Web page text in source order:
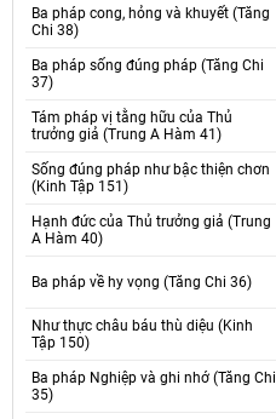
Ba pháp cong, hỏng và khuyết (Tăng
Chi 38)
Ba pháp sống đúng pháp (Tăng Chi
37)
Tám pháp vị tằng hữu của Thủ
trưởng giả (Trung A Hàm 41)
Sống đúng pháp như bậc thiện chơn
(Kinh Tập 151)
Hạnh đức của Thủ trưởng giả (Trung
A Hàm 40)
Ba pháp về hy vọng (Tăng Chi 36)
Như thực châu báu thù diệu (Kinh
Tập 150)
Ba pháp Nghiệp và ghi nhớ (Tăng Chi
35)